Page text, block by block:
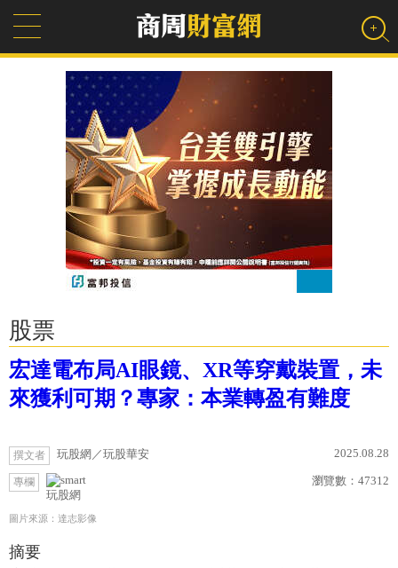
股票
宏達電布局AI眼鏡、XR等穿戴裝置，未
來獲利可期？專家：本業轉盈有難度
撰文者 玩股網／玩股華安 2025.08.28
專欄
玩股網
瀏覽數： 47312
圖片來源：達志影像
摘要